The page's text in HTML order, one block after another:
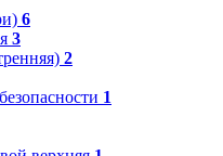
6
3
2
1